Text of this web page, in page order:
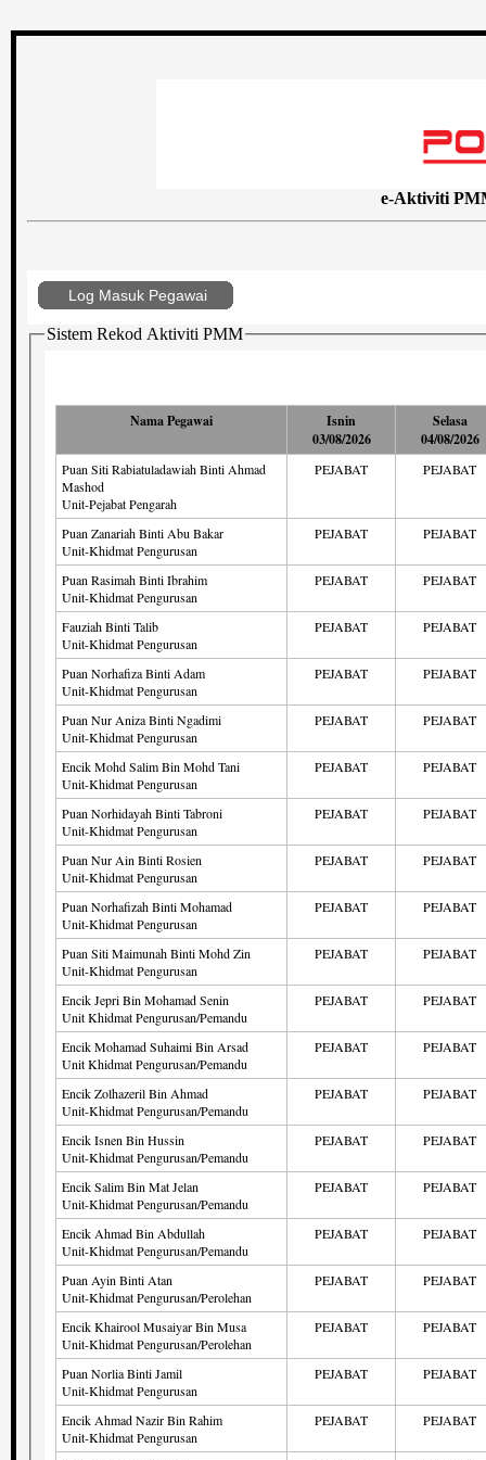
e-Aktiviti
Log Masuk Pegawai
Sistem Rekod Aktiviti PMM
Nama Pegawai
Isnin
03/08/2026
Selasa
04/08/2026
Puan Siti Rabiatuladawiah Binti Ahmad
Mashod
Unit-Pejabat Pengarah
PEJABAT PEJABAT
Puan Zanariah Binti Abu Bakar
Unit-Khidmat Pengurusan
PEJABAT PEJABAT
Puan Rasimah Binti Ibrahim
Unit-Khidmat Pengurusan
PEJABAT PEJABAT
Fauziah Binti Talib
Unit-Khidmat Pengurusan
PEJABAT PEJABAT
Puan Norhafiza Binti Adam
Unit-Khidmat Pengurusan
PEJABAT PEJABAT
Puan Nur Aniza Binti Ngadimi
Unit-Khidmat Pengurusan
PEJABAT PEJABAT
Encik Mohd Salim Bin Mohd Tani
Unit-Khidmat Pengurusan
PEJABAT PEJABAT
Puan Norhidayah Binti Tabroni
Unit-Khidmat Pengurusan
PEJABAT PEJABAT
Puan Nur Ain Binti Rosien
Unit-Khidmat Pengurusan
PEJABAT PEJABAT
Puan Norhafizah Binti Mohamad
Unit-Khidmat Pengurusan
PEJABAT PEJABAT
Puan Siti Maimunah Binti Mohd Zin
Unit-Khidmat Pengurusan
PEJABAT PEJABAT
Encik Jepri Bin Mohamad Senin
Unit Khidmat Pengurusan/Pemandu
PEJABAT PEJABAT
Encik Mohamad Suhaimi Bin Arsad
Unit Khidmat Pengurusan/Pemandu
PEJABAT PEJABAT
Encik Zolhazeril Bin Ahmad
Unit-Khidmat Pengurusan/Pemandu
PEJABAT PEJABAT
Encik Isnen Bin Hussin
Unit-Khidmat Pengurusan/Pemandu
PEJABAT PEJABAT
Encik Salim Bin Mat Jelan
Unit-Khidmat Pengurusan/Pemandu
PEJABAT PEJABAT
Encik Ahmad Bin Abdullah
Unit-Khidmat Pengurusan/Pemandu
PEJABAT PEJABAT
Puan Ayin Binti Atan
Unit-Khidmat Pengurusan/Perolehan
PEJABAT PEJABAT
Encik Khairool Musaiyar Bin Musa
Unit-Khidmat Pengurusan/Perolehan
PEJABAT PEJABAT
Puan Norlia Binti Jamil
Unit-Khidmat Pengurusan
PEJABAT PEJABAT
Encik Ahmad Nazir Bin Rahim
Unit-Khidmat Pengurusan
PEJABAT PEJABAT